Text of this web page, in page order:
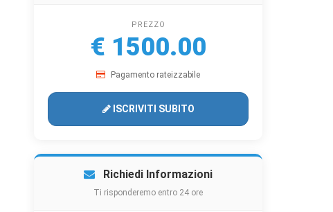
PREZZO
€ 1500.00
Pagamento rateizzabile
ISCRIVITI SUBITO
Richiedi Informazioni
Ti risponderemo entro 24 ore